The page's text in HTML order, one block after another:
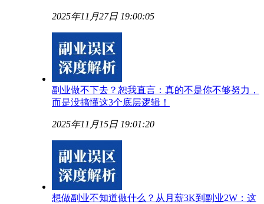
2025年11月27日 19:00:05
副业做不下去？恕我直言：真的不是你不够努力，
而是没搞懂这3个底层逻辑！
2025年11月15日 19:01:20
想做副业不知道做什么？从月薪3K到副业2W：这